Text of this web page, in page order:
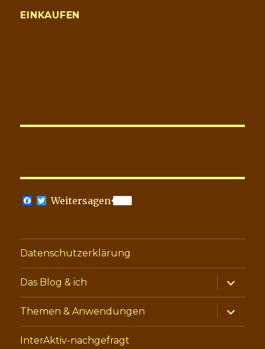
EINKAUFEN
F
b
o
o
k
T
t
r
Weitersagen
Datenschutzerklärung
Das Blog & ich
Themen & Anwendungen
InterAktiv-nachgefragt